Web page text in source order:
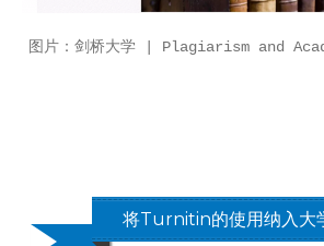
图片：剑桥大学 | Plagiarism and
将Turnitin的使用纳入大